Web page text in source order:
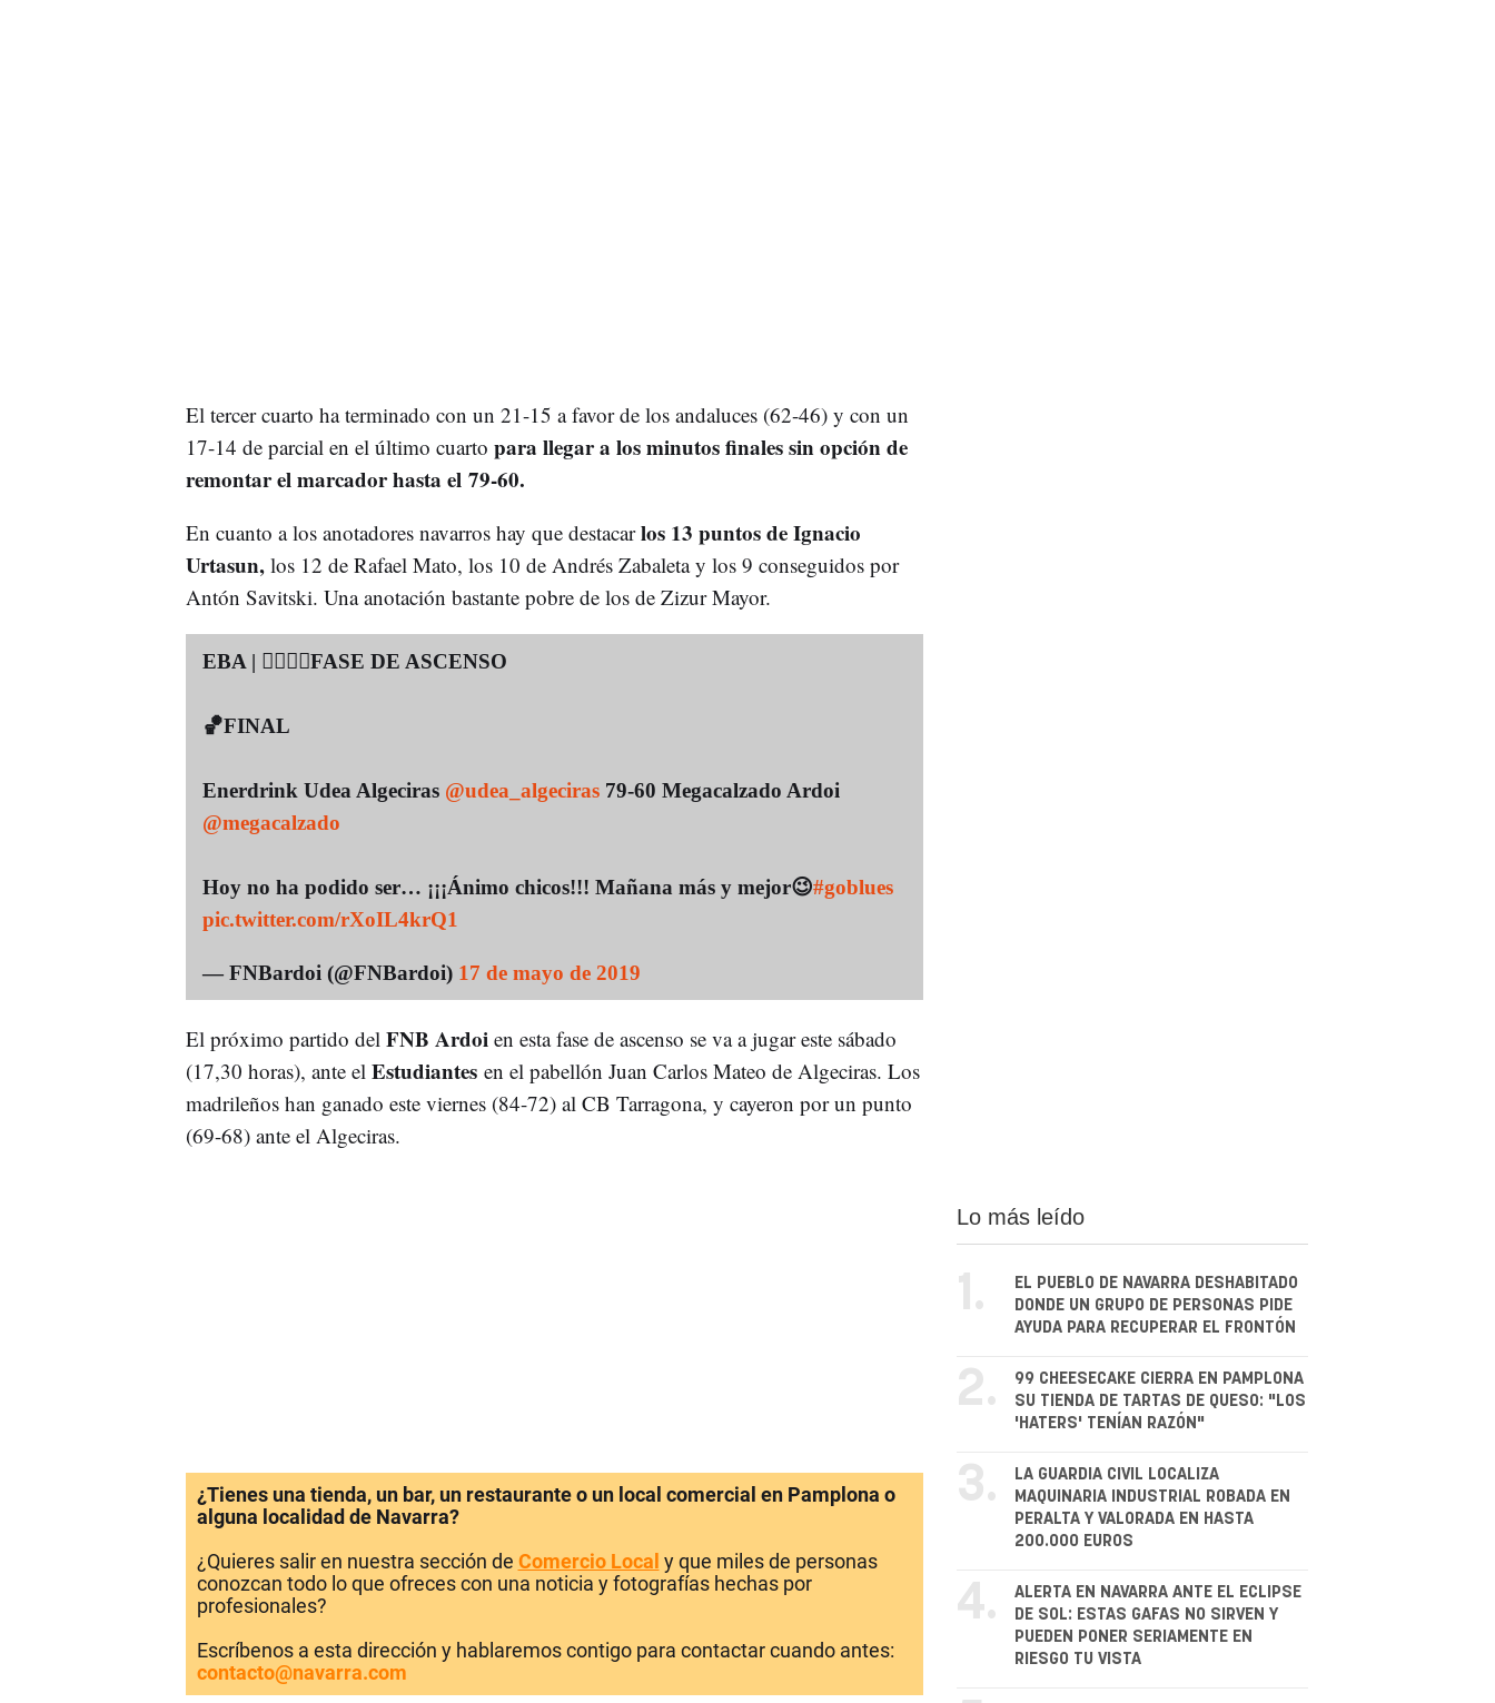
El tercer cuarto ha terminado con un 21-15 a favor de los andaluces (62-46) y con un
17-14 de parcial en el último cuarto para llegar a los minutos finales sin opción de
remontar el marcador hasta el 79-60.
En cuanto a los anotadores navarros hay que destacarlos 13 puntos de Ignacio
Urtasun,los 12 de Rafael Mato, los 10 de Andrés Zabaleta y los 9 conseguidos por
Antón Savitski. Una anotación bastante pobre de los de Zizur Mayor.
EBA | 👉🏼👉🏼FASE DE ASCENSO
🏀FINAL
Enerdrink Udea Algeciras @udea_algeciras79-60 Megacalzado Ardoi
@megacalzado
Hoy no ha podido ser… ¡¡¡Ánimo chicos!!! Mañana más y mejor😉#goblues
pic.twitter.com/rXoIL4krQ1
— FNBardoi (@FNBardoi) 17 de mayo de 2019
El próximo partido del FNB Ardoi en esta fase de ascenso se va a jugar este sábado
(17,30 horas), ante el Estudiantesen el pabellón Juan Carlos Mateo de Algeciras. Los
madrileños han ganado este viernes (84-72) al CB Tarragona, y cayeron por un punto
(69-68) ante el Algeciras.
¿Tienes una tienda, un bar, un restaurante o un local comercial en Pamplona o
alguna localidad de Navarra?
¿Quieres salir en nuestra sección de Comercio Local y que miles de personas
conozcan todo lo que ofreces con una noticia y fotografías hechas por
profesionales?
Escríbenos a esta dirección y hablaremos contigo para contactar cuando antes:
contacto@navarra.com
Lo más leído
1.
EL PUEBLO DE NAVARRA DESHABITADO
DONDE UN GRUPO DE PERSONAS PIDE
AYUDA PARA RECUPERAR EL FRONTÓN
2.
99 CHEESECAKE CIERRA EN PAMPLONA
SU TIENDA DE TARTAS DE QUESO: "LOS
'HATERS' TENÍAN RAZÓN"
3.
LA GUARDIA CIVIL LOCALIZA
MAQUINARIA INDUSTRIAL ROBADA EN
PERALTA Y VALORADA EN HASTA
200.000 EUROS
4.
ALERTA EN NAVARRA ANTE EL ECLIPSE
DE SOL: ESTAS GAFAS NO SIRVEN Y
PUEDEN PONER SERIAMENTE EN
RIESGO TU VISTA